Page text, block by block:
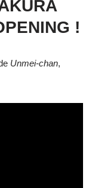
!
Unmei-chan,